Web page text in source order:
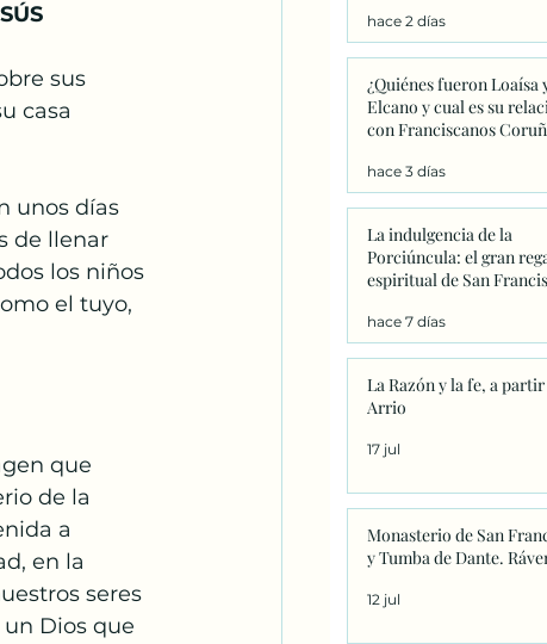
sus
casa
unos días
de llenar
los niños
el tuyo,
que
de la
a
en la
seres
Dios que
hace 2 días
¿Quiénes fueron Loaísa
Elcano y cual es su
con Franciscanos
hace 3 días
La indulgencia de la
Porciúncula: el gran
espiritual de San
significado único
hace 7 días
La Razón y la fe, a
Arrio
17 jul
Monasterio de San
y Tumba de Dante.
12 jul